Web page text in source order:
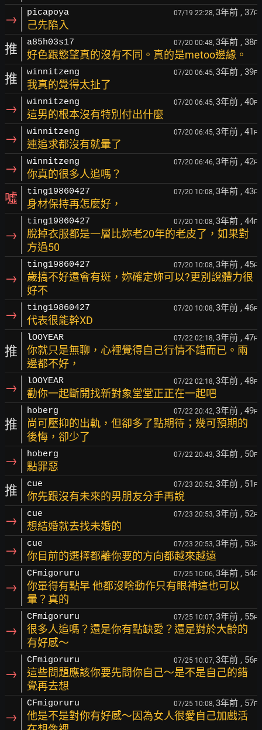
→ picapoya 07/19 22:28, 3年前 , 37F
己先陷入
推 a85h03s17 07/20 00:48, 3年前 , 38F
好色跟慾望真的沒有不同。真的是metoo邊緣。
推 winnitzeng 07/20 06:45, 3年前 , 39F
我真的覺得太扯了
→ winnitzeng 07/20 06:45, 3年前 , 40F
這男的根本沒有特別付出什麼
→ winnitzeng 07/20 06:45, 3年前 , 41 F
連追求都沒有就暈了
→ winnitzeng 07/20 06:46, 3年前 , 42F
你真的很多人追嗎？
噓 ting19860427 07/20 10:08, 3年前 , 43F
身材保持再怎麼好，
→
ting19860427 07/20 10:08, 3年前 , 44F
脫掉衣服都是一層比妳老20年的老皮了，如果對
方過50
→
ting19860427 07/20 10:08, 3年前 , 45F
歲搞不好還會有斑，妳確定妳可以?更別說體力很
好不
→ ting19860427 07/20 10:08, 3年前 , 46F
代表很能幹XD
推
lOOYEAR 07/22 02:18, 3年前 , 47F
你就只是無聊，心裡覺得自己行情不錯而已。兩
邊都不好，
→ lOOYEAR 07/22 02:18, 3年前 , 48F
勸你一起斷開找新對象堂堂正正在一起吧
推
hoberg 07/22 20:42, 3年前 , 49F
尚可壓抑的出軌，但卻多了點期待；幾可預期的
後悔，卻少了
→ hoberg 07/22 20:43, 3年前 , 50F
點罪惡
推 cue 07/23 20:52, 3年前 , 51 F
你先跟沒有未來的男朋友分手再說
→ cue 07/23 20:53, 3年前 , 52F
想結婚就去找未婚的
→ cue 07/23 20:53, 3年前 , 53F
你目前的選擇都離你要的方向都越來越遠
→
CFmigoruru 07/25 10:06, 3年前 , 54F
你暈得有點早 他都沒啥動作只有眼神這也可以
暈？真的
→
CFmigoruru 07/25 10:07, 3年前 , 55F
很多人追嗎？還是你有點缺愛？還是對於大齡的
有好感～
→
CFmigoruru 07/25 10:07, 3年前 , 56F
這些問題應該你要先問你自己～是不是自己的錯
覺再去想
→
CFmigoruru 07/25 10:08, 3年前 , 57F
他是不是對你有好感～因為女人很愛自己加戲活